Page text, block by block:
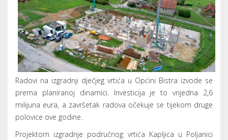
Radovi na izgradnji dječjeg vrtića u Općini Bistra izvode se
prema planiranoj dinamici. Investicija je to vrijedna 2,6
milijuna eura, a završetak radova očekuje se tijekom druge
polovice ove godine.
Projektom izgradnje područnog vrtića Kapljica u Poljanici